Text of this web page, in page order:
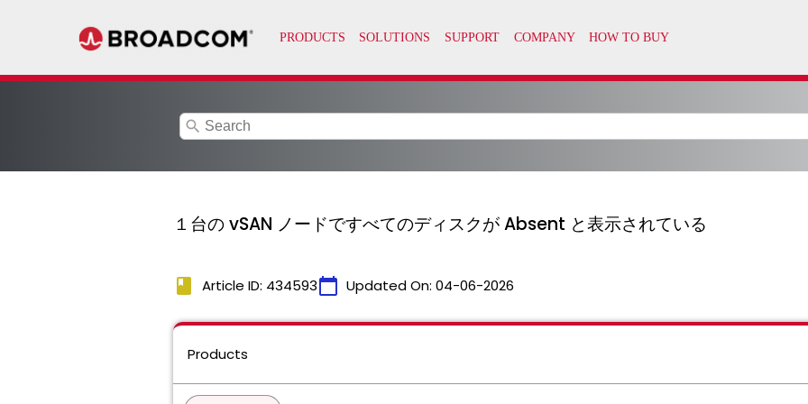
search
１台の vSAN ノードですべてのディスクが Absent と表示されている
book Article ID: 434593calendar_today Updated On: 04-06-2026
Products